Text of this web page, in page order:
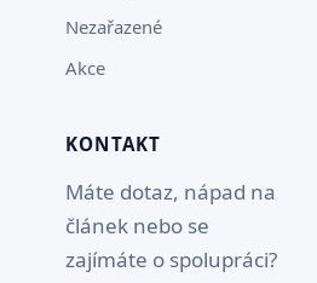
Nezařazené
Akce
KONTAKT
Máte dotaz, nápad na
článek nebo se
zajímáte o spolupráci?